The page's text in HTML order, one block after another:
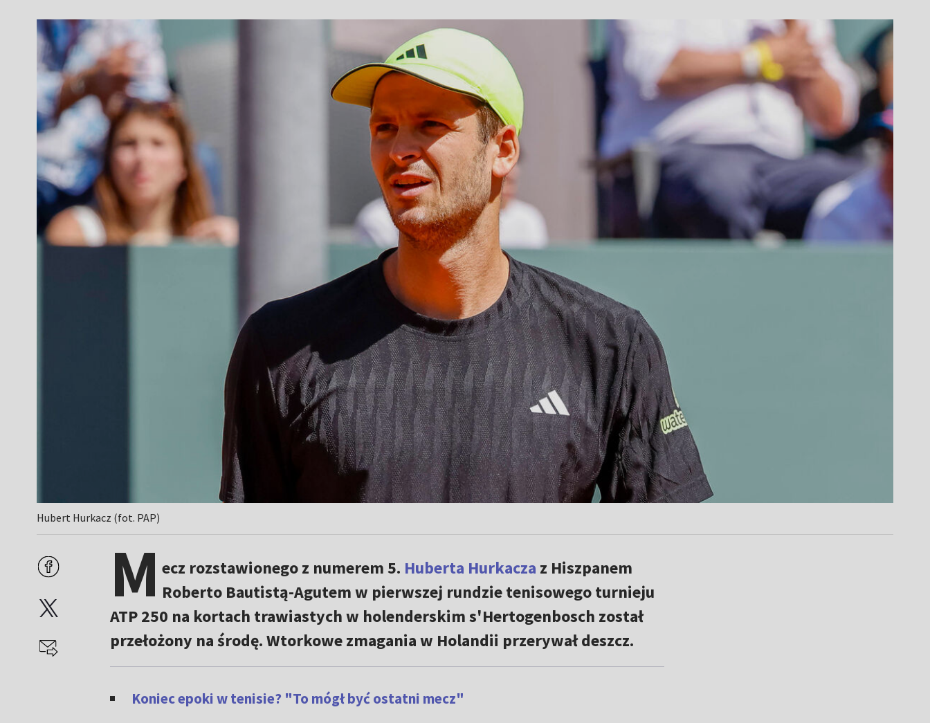
Hubert Hurkacz (fot. PAP)
M ecz rozstawionego z numerem 5. Huberta Hurkacza z Hiszpanem
Roberto Bautistą-Agutem w pierwszej rundzie tenisowego turnieju
ATP 250 na kortach trawiastych w holenderskim s'Hertogenbosch został
przełożony na środę. Wtorkowe zmagania w Holandii przerywał deszcz.
Koniec epoki w tenisie? "To mógł być ostatni mecz"